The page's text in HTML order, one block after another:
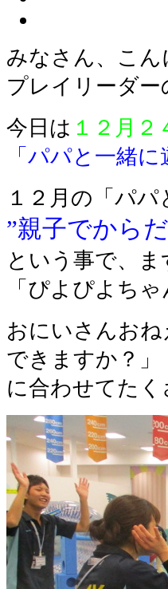
みなさん、こん
プレイリーダー
今日は １２月２
「パパと一緒に
１２月の「パ
”親子でから
という事で、
「ぴよぴよち
おにいさんお
できますか？」
に合わせてた